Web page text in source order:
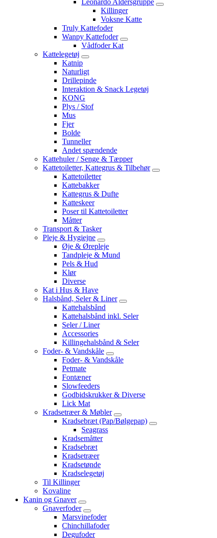
Killinger
Voksne Katte
Truly Kattefoder
Wanpy Kattefoder
Vådfoder Kat
Kattelegetøj
Katnip
Naturligt
Drillepinde
Interaktion & Snack Legetøj
KONG
Plys / Stof
Mus
Fjer
Bolde
Tunneller
Andet spændende
Kattehuler / Senge & Tæpper
Kattetoiletter, Kattegrus & Tilbehør
Kattetoiletter
Kattebakker
Kattegrus & Dufte
Katteskeer
Poser til Kattetoiletter
Måtter
Transport & Tasker
Pleje & Hygiejne
Øje & Ørepleje
Tandpleje & Mund
Pels & Hud
Klør
Diverse
Kat i Hus & Have
Halsbånd, Seler & Liner
Kattehalsbånd
Kattehalsbånd inkl. Seler
Seler / Liner
Accessories
Killingehalsbånd & Seler
Foder- & Vandskåle
Foder- & Vandskåle
Petmate
Fontæner
Slowfeeders
Godbidskrukker & Diverse
Lick Mat
Kradsetræer & Møbler
Kradsebræt (Pap/Bølgepap)
Seagrass
Kradsemåtter
Kradsebræt
Kradsetræer
Kradsetønde
Kradselegetøj
Til Killinger
Kovaline
Kanin og Gnaver
Gnaverfoder
Marsvinefoder
Chinchillafoder
Degufoder